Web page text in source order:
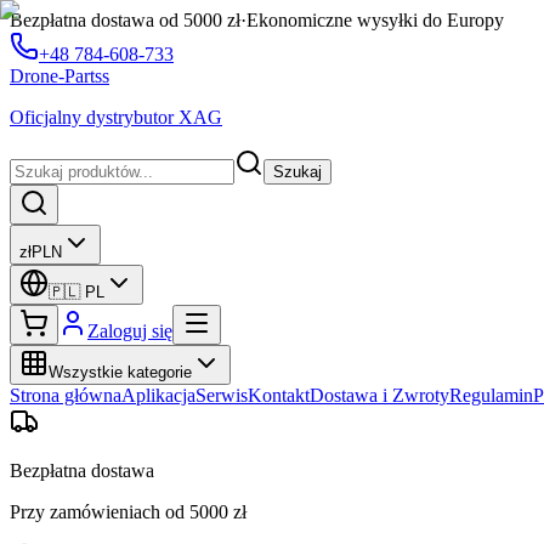
Bezpłatna dostawa od 5000 zł·Ekonomiczne wysyłki do Europy
+48 784-608-733
Drone-Partss
Oficjalny dystrybutor XAG
Szukaj
złPLN
🇵🇱 PL
Zaloguj się
Wszystkie kategorie
Strona głównaAplikacjaSerwisKontaktDostawa i ZwrotyRegulamin
Bezpłatna dostawa
Przy zamówieniach od 5000 zł